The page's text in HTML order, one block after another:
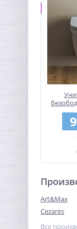
Art&Max
Cezares
Все